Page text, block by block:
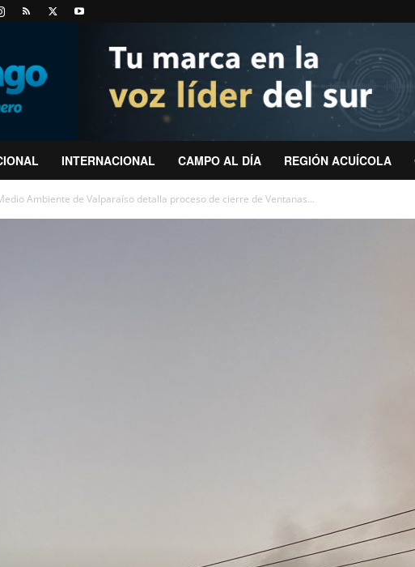
INTERNACIONAL CAMPO AL DÍA REGIÓN ACUÍCOLA
Ambiente de Valparaíso detalla proceso de cierre de Ventanas...